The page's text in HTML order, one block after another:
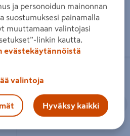
SeuraavaEdellinen
ja personoidun mainonnan
suostumuksesi painamalla
muuttamaan valintojasi
linkin kautta.
evästekäytännöistä
valintoja
Hyväksy kaikki